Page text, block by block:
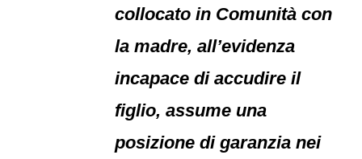
collocato in Comunità con
la madre, all’evidenza
incapace di accudire il
figlio, assume una
posizione di garanzia nei